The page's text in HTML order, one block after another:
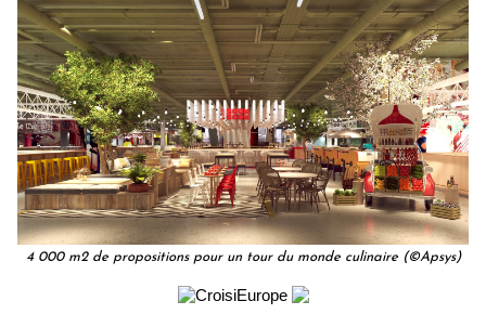
4 000 m2 de propositions pour un tour du monde culinaire (©Apsys)